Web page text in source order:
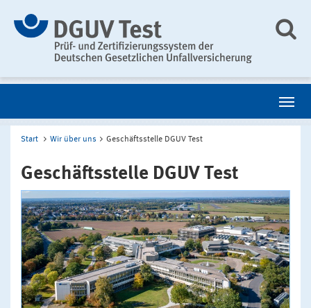
Start Wir über uns Geschäftsstelle DGUV Test
Geschäftsstelle DGUV Test